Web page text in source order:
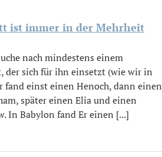
ist immer in der Mehrheit
nach mindestens einem
der sich für ihn einsetzt (wie wir in
fand einst einen Henoch, dann einen
später einen Elia und einen
In Babylon fand Er einen [...]